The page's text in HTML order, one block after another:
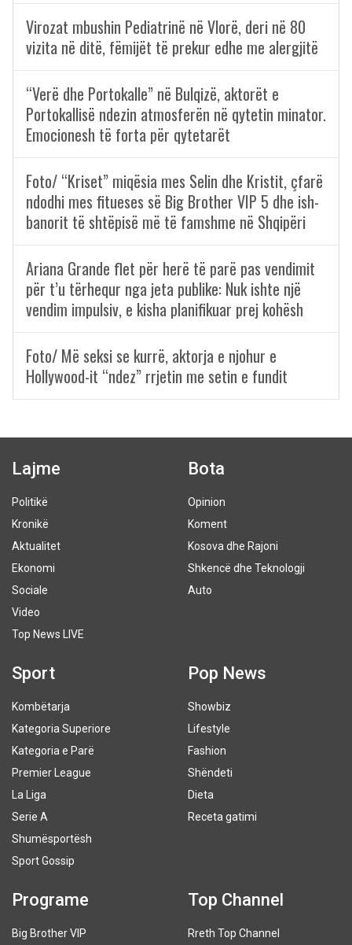
Virozat mbushin Pediatrinë në Vlorë, deri në 80
vizita në ditë, fëmijët të prekur edhe me alergjitë
“Verë dhe Portokalle” në Bulqizë, aktorët e
Portokallisë ndezin atmosferën në qytetin minator.
Emocionesh të forta për qytetarët
Foto/ “Kriset” miqësia mes Selin dhe Kristit, çfarë
ndodhi mes fitueses së Big Brother VIP 5 dhe ish-
banorit të shtëpisë më të famshme në Shqipëri
Ariana Grande flet për herë të parë pas vendimit
për t’u tërhequr nga jeta publike: Nuk ishte një
vendim impulsiv, e kisha planifikuar prej kohësh
Foto/ Më seksi se kurrë, aktorja e njohur e
Hollywood-it “ndez” rrjetin me setin e fundit
Lajme
Politikë
Kronikë
Aktualitet
Ekonomi
Sociale
Video
Top News LIVE
Bota
Opinion
Koment
Kosova dhe Rajoni
Shkencë dhe Teknologji
Auto
Sport
Kombëtarja
Kategoria Superiore
Kategoria e Parë
Premier League
La Liga
Serie A
Shumësportësh
Sport Gossip
Pop News
Showbiz
Lifestyle
Fashion
Shëndeti
Dieta
Receta gatimi
Programe
Big Brother VIP
Top Channel
Rreth Top Channel